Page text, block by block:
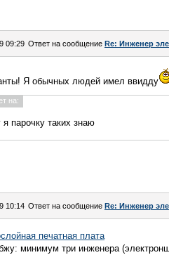
09:29 Ответ на сообщение Re: Инженер
Я обычных людей имел ввидду
на:
я парочку таких знаю
10:14 Ответ на сообщение Re: Инженер
печатная плата
минимум три инженера